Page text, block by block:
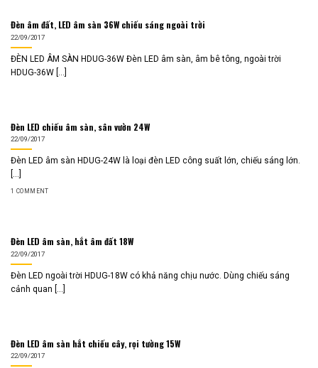
Đèn âm đất, LED âm sàn 36W chiếu sáng ngoài trời
22/09/2017
ĐÈN LED ÂM SÀN HDUG-36W Đèn LED âm sàn, âm bê tông, ngoài trời
HDUG-36W [...]
Đèn LED chiếu âm sàn, sân vườn 24W
22/09/2017
Đèn LED âm sàn HDUG-24W là loại đèn LED công suất lớn, chiếu sáng lớn.
[...]
1 COMMENT
Đèn LED âm sàn, hắt âm đất 18W
22/09/2017
Đèn LED ngoài trời HDUG-18W có khả năng chịu nước. Dùng chiếu sáng
cảnh quan [...]
Đèn LED âm sàn hắt chiếu cây, rọi tường 15W
22/09/2017